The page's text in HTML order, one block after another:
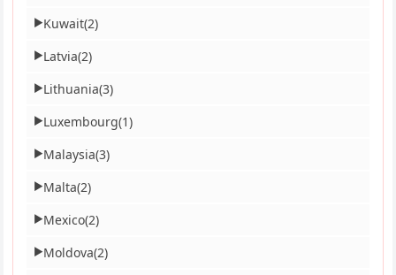
▶Kuwait(2)
▶Latvia(2)
▶Lithuania(3)
▶Luxembourg(1)
▶Malaysia(3)
▶Malta(2)
▶Mexico(2)
▶Moldova(2)